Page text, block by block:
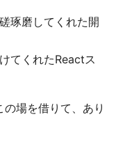
琢磨してくれた開
てくれたReactス
場を借りて、あり